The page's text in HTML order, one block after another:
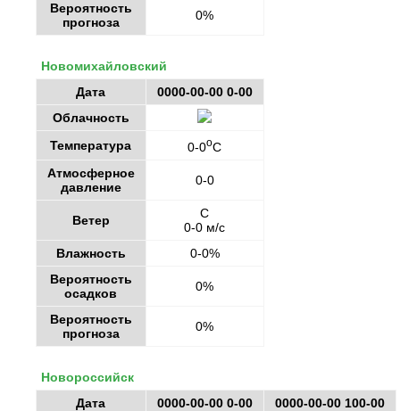
Вероятность
прогноза
0%
Новомихайловский
Дата
0000-00-00 0-00
Облачность
Температура
0-0oC
Атмосферное
давление
0-0
Ветер
С
0-0 м/с
Влажность
0-0%
Вероятность
осадков
0%
Вероятность
прогноза
0%
Новороссийск
Дата
0000-00-00 0-00 0000-00-00 100-00